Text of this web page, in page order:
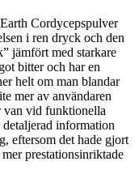
Cordycepspulver
i ren dryck och den
jämfört med starkare
bitter och har en
helt om man blandar
mer av användaren
van vid funktionella
information
eftersom det hade gjort
prestationsinriktade